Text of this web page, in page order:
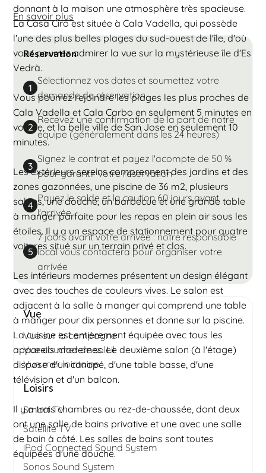
donnant à la maison une atmosphère très spacieuse.
La Casa Ciro est située à Cala Vadella, qui possède
l'une des plus belles plages du sud-ouest de l'île, d'où
vous pourrez admirer la vue sur la mystérieuse île d'Es
Vedrà.
Vous pourrez rejoindre les plages les plus proches de
Cala Vadella et Cala Carbo en seulement 5 minutes en
voiture, et la belle ville de San Jose en seulement 10
minutes.
Les extérieurs sereins comprennent des jardins et des
zones gazonnées, une piscine de 36 m2, plusieurs
salons, une douche, un barbecue et une grande table
à manger parfaite pour les repas en plein air sous les
étoiles. Il y a un espace de stationnement pour quatre
voitures situé sur un terrain privé et clos.
Les intérieurs modernes présentent un design élégant
avec des touches de couleurs vives. Le salon est
adjacent à la salle à manger qui comprend une table
à manger pour dix personnes et donne sur la piscine.
La cuisine est entièrement équipée avec tous les
appareils modernes. Le deuxième salon (à l'étage)
dispose d'un canapé, d'une table basse, d'une
télévision et d'un balcon.
Il y a trois chambres au rez-de-chaussée, dont deux
ont une salle de bains privative et une avec une salle
de bain à côté. Les salles de bains sont toutes
équipées d'une douche.
En savoir plus
Réservation
1
Sélectionnez vos dates et soumettez votre
demande de réservation
2
Recevez une confirmation de la part de notre
équipe (généralement dans les 24 heures)
3
Signez le contrat et payez l'acompte de 50 %
pour garantir votre réservation
4
Payez le solde et la caution 60 jours avant
l'arrivée
5
7 jours avant votre arrivée : notre responsable
local vous contactera pour organiser votre
arrivée
Vue
Vue sur la campagne
Vue coucher de soleil
Vue mer lointaine
Loisirs
Smart TV
Satellite TV
iPod Connected Sound System
Sonos Sound System